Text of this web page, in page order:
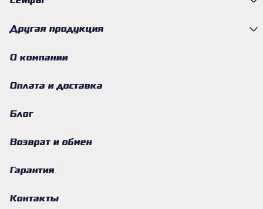
Другая продукция
О компании
Оплата и доставка
Блог
Возврат и обмен
Гарантия
Контакты